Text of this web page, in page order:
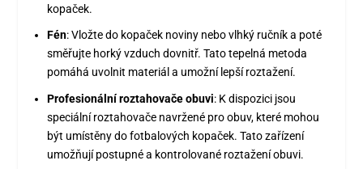
kopaček.
Fén: Vložte do kopaček noviny nebo vlhký ručník a poté
směřujte horký vzduch dovnitř. Tato tepelná metoda
pomáhá uvolnit materiál a umožní lepší roztažení.
Profesionální roztahovače obuvi: K dispozici jsou
speciální roztahovače navržené pro obuv, které mohou
být umístěny do fotbalových kopaček. Tato zařízení
umožňují postupné a kontrolované roztažení obuvi.